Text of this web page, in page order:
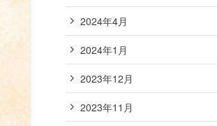
2024年4月
2024年1月
2023年12月
2023年11月